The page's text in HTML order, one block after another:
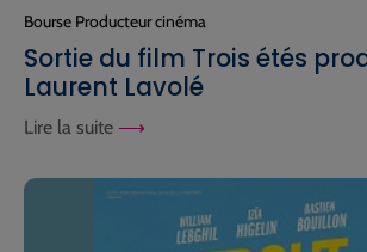
Bourse Producteur cinéma
Sortie du film Trois étés
Laurent Lavolé
Lire la suite